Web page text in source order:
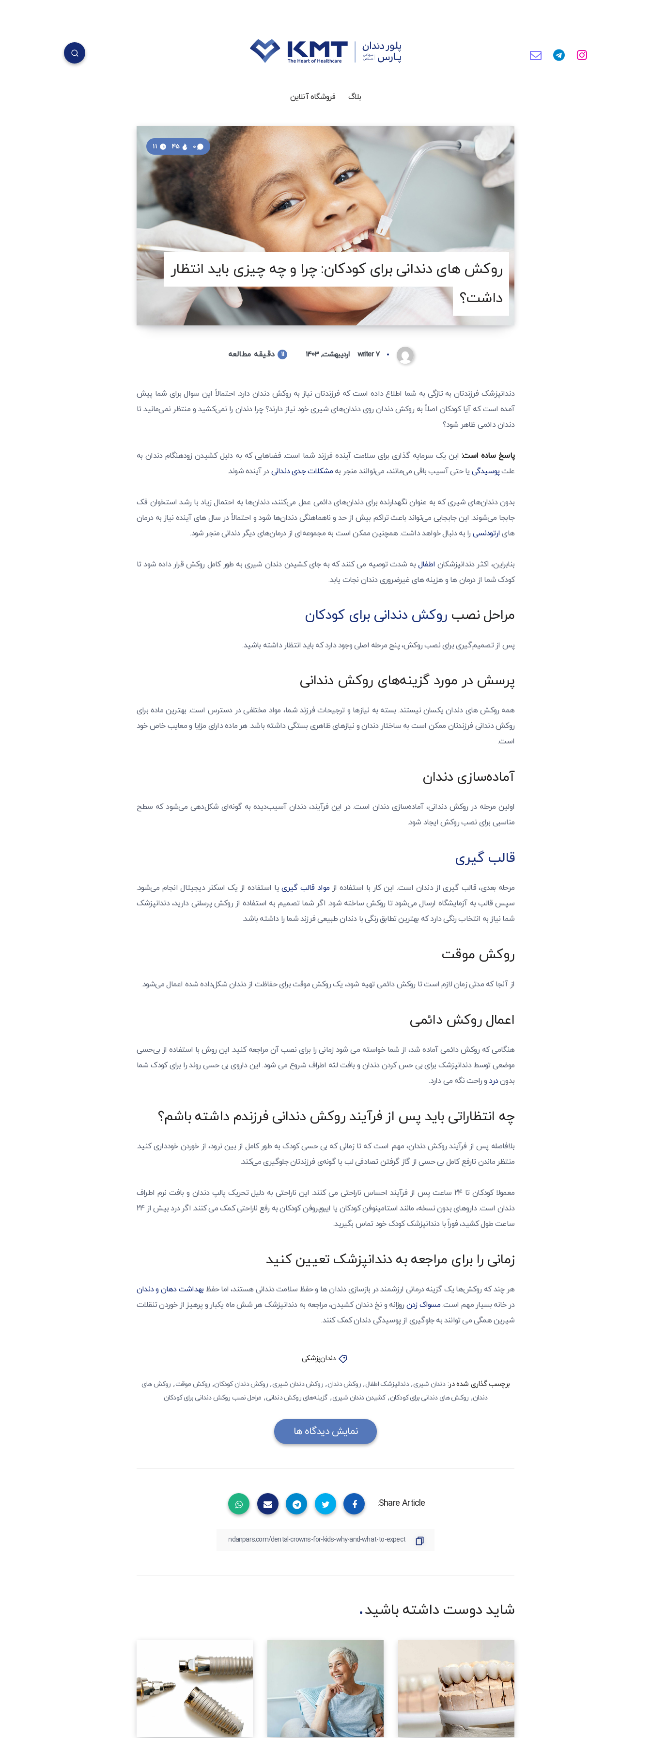
بلاگ فروشگاه آنلاین
روکش های دندانی برای کودکان: چرا و چه چیزی باید انتظار
داشت؟
0
45
writer ۷ اردیبهشت, ۱۴۰۳ 11 دقیقه مطالعه
دندانپزشک فرزندتان به تازگی به شما اطلاع داده است که فرزندتان نیاز به روکش دندان دارد. احتمالاً این سوال برای شما پیش
آمده است که آیا کودکان اصلاً به روکش دندان روی دندان‌های شیری خود نیاز دارند؟ چرا دندان را نمی‌کشید و منتظر نمی‌مانید تا
دندان دائمی ظاهر شود؟
پاسخ ساده است:این یک سرمایه گذاری برای سلامت آینده فرزند شما است. فضاهایی که به دلیل کشیدن زودهنگام دندان به
علتپوسیدگی یا حتی آسیب باقی می‌مانند، می‌توانند منجر بهمشکلات جدی دندانیدر آینده شوند.
بدون دندان‌های شیری که به عنوان نگهدارنده برای دندان‌های دائمی عمل می‌کنند، دندان‌ها به احتمال زیاد با رشد استخوان فک
جابجا می‌شوند. این جابجایی می‌تواند باعث تراکم بیش از حد و ناهماهنگی دندان‌ها شود و احتمالاً در سال های آینده نیاز به درمان
های ارتودنسی را به دنبال خواهد داشت. همچنین ممکن است به مجموعه‌ای از درمان‌های دیگر دندانی منجر شود.
بنابراین، اکثر دندانپزشکان اطفال به شدت توصیه می کنند که به جای کشیدن دندان شیری به طور کامل روکش قرار داده شود تا
کودک شما از درمان ها و هزینه های غیرضروری دندان نجات یابد.
مراحل نصب روکش دندانی برای کودکان
پس از تصمیم‌گیری برای نصب روکش، پنج مرحله اصلی وجود دارد که باید انتظار داشته باشید.
پرسش در مورد گزینه‌های روکش دندانی
همه روکش های دندان یکسان نیستند. بسته به نیازها و ترجیحات فرزند شما، مواد مختلفی در دسترس است. بهترین ماده برای
روکش دندانی فرزندتان ممکن است به ساختار دندان و نیازهای ظاهری بستگی داشته باشد. هر ماده دارای مزایا و معایب خاص خود
است.
آماده‌سازی دندان
اولین مرحله در روکش دندانی، آماده‌سازی دندان است. در این فرآیند، دندان آسیب‌دیده به گونه‌ای شکل‌دهی می‌شود که سطح
مناسبی برای نصب روکش ایجاد شود.
قالب گیری
مرحله بعدی، قالب گیری از دندان است. این کار با استفاده از مواد قالب گیرییا استفاده از یک اسکنر دیجیتال انجام می‌شود.
سپس قالب به آزمایشگاه ارسال می‌شود تا روکش ساخته شود. اگر شما تصمیم به استفاده از روکش پرسلنی دارید، دندانپزشک
شما نیاز به انتخاب رنگی دارد که بهترین تطابق رنگی با دندان طبیعی فرزند شما را داشته باشد.
روکش موقت
از آنجا که مدتی زمان لازم است تا روکش دائمی تهیه شود، یک روکش موقت برای حفاظت از دندان شکل‌داده شده اعمال می‌شود.
اعمال روکش دائمی
هنگامی که روکش دائمی آماده شد، از شما خواسته می شود زمانی را برای نصب آن مراجعه کنید. این روش با استفاده از بی‌حسی
موضعی توسط دندانپزشک برای بی حس کردن دندان و بافت لثه اطراف شروع می شود. این داروی بی حسی روند را برای کودک شما
بدوندردو راحت نگه می دارد.
چه انتظاراتی باید پس از فرآیند روکش دندانی فرزندم داشته باشم؟
بلافاصله پس از فرآیند روکش دندان، مهم است که تا زمانی که بی حسی کودک به طور کامل از بین نرود، از خوردن خودداری کنید.
منتظر ماندن تارفع کامل بی حسی از گاز گرفتن تصادفی لب یا گونه‌ی فرزندتان جلوگیری می‌کند.
معمولا کودکان تا ۲۴ ساعت پس از فرآیند احساس ناراحتی می کنند. این ناراحتی به دلیل تحریک پالپ دندان و بافت نرم اطراف
دندان است. داروهای بدون نسخه، مانند استامینوفن کودکان یا ایبوپروفن کودکان به رفع ناراحتی کمک می کنند. اگر درد بیش از 24
ساعت طول کشید، فوراً با دندانپزشک کودک خود تماس بگیرید.
زمانی را برای مراجعه به دندانپزشک تعیین کنید
هر چند که روکش‌ها یک گزینه درمانی ارزشمند در بازسازی دندان ها و حفظ سلامت دندانی هستند، اما حفظ بهداشت دهان و دندان
در خانه بسیار مهم است.مسواک زدن روزانه و نخ دندان کشیدن، مراجعه به دندانپزشک هر شش ماه یکبار و پرهیز از خوردن تنقلات
شیرین همگی می توانند به جلوگیری از پوسیدگی دندان کمک کنند.
دندان‌پزشکی
برچسب گذاری شده در: دندان شیری,دندانپزشک اطفال,روکش دندان,روکش دندان شیری,روکش دندان کودکان, روکش موقت, روکش های
دندان, روکش های دندانی برای کودکان,کشیدن دندان شیری,گزینه‌های روکش دندانی, مراحل نصب روکش دندانی برای کودکان
نمایش دیدگاه ها
Share Article:
شاید دوست داشته باشید